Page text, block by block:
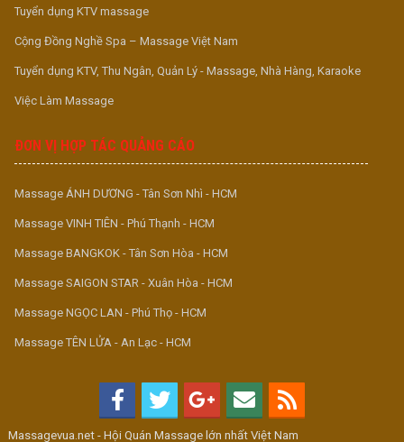
Tuyển dụng KTV massage
Cộng Đồng Nghề Spa – Massage Việt Nam
Tuyển dụng KTV, Thu Ngân, Quản Lý - Massage, Nhà Hàng, Karaoke
Việc Làm Massage
ĐƠN VỊ HỢP TÁC QUẢNG CÁO
Massage ÁNH DƯƠNG - Tân Sơn Nhì - HCM
Massage VINH TIÊN - Phú Thạnh - HCM
Massage BANGKOK - Tân Sơn Hòa - HCM
Massage SAIGON STAR - Xuân Hòa - HCM
Massage NGỌC LAN - Phú Thọ - HCM
Massage TÊN LỬA - An Lạc - HCM
Massagevua.net - Hội Quán Massage lớn nhất Việt Nam